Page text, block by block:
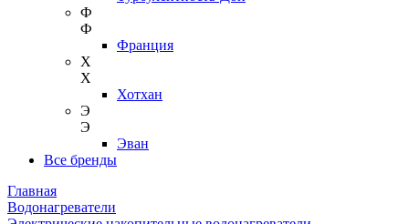
Ф
Ф
Франция
Х
Х
Хотхан
Э
Э
Эван
Все бренды
Главная
Водонагреватели